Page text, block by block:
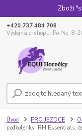
Zboží
+420 737 484 708
Výdejna e-shopu: Po-Ne, 8-
Úvod PRO JEZDCE
podkolenky IRH Essentials,